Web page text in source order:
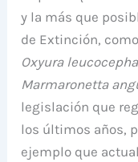
y la más que
de Extinción,
Oxyura
Marmaronetta
legislación que
los últimos años,
ejemplo que